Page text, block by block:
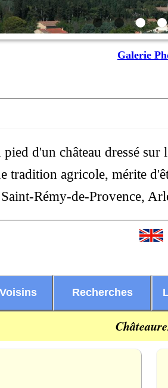
Galerie
pied d'un château dressé
tradition agricole, mérite
Rémy-de-Provence,
Recherches